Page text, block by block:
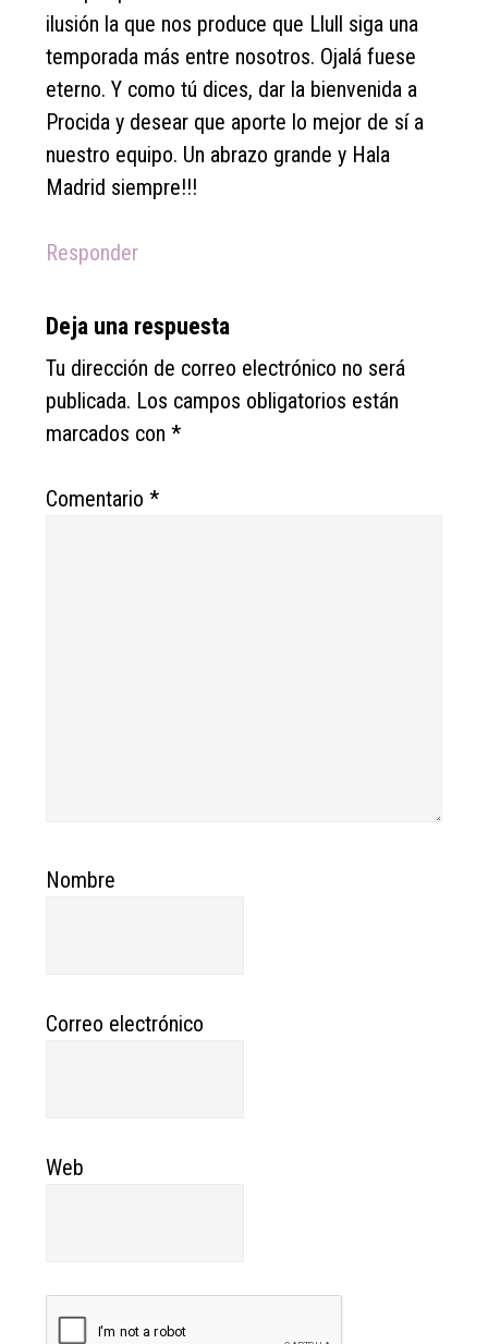
ilusión la que nos produce que Llull siga una
temporada más entre nosotros. Ojalá fuese
eterno. Y como tú dices, dar la bienvenida a
Procida y desear que aporte lo mejor de sí a
nuestro equipo. Un abrazo grande y Hala
Madrid siempre!!!
Responder
Deja una respuesta
Tu dirección de correo electrónico no será
publicada. Los campos obligatorios están
marcados con*
Comentario*
Nombre
Correo electrónico
Web